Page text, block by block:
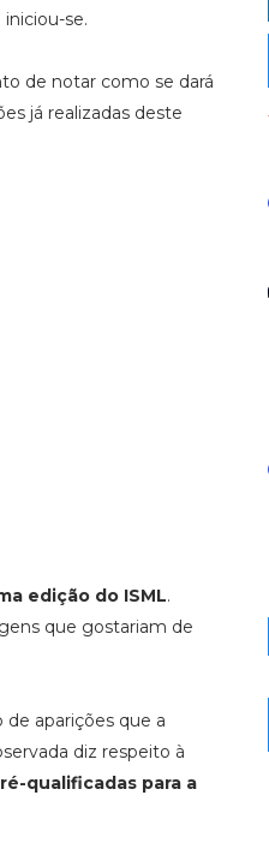
se.
de notar como se dará
já realizadas deste
edição do ISML.
que gostariam de
aparições que a
diz respeito à
qualificadas para a